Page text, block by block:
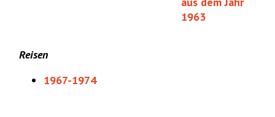
1963
Reisen
1967-1974